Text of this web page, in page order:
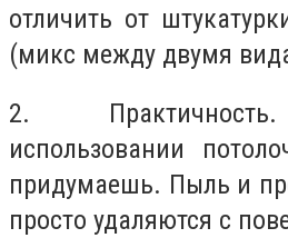
отличить от
(микс между двумя
2. Практичность.
использовании
придумаешь. Пыль и
просто удаляются с